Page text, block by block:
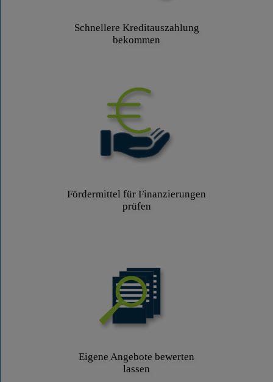
Schnellere Kreditauszahlung
bekommen
Fördermittel für Finanzierungen
prüfen
Eigene Angebote bewerten
lassen